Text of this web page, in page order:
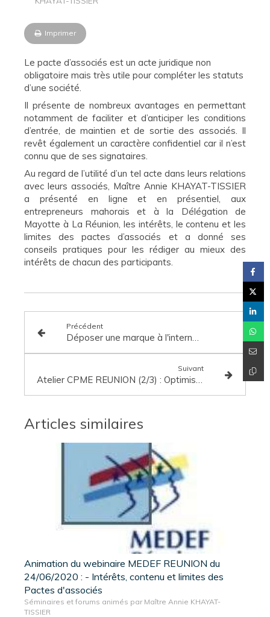
Imprimer
Le pacte d’associés est un acte juridique non
obligatoire mais très utile pour compléter les statuts
d’une société.
Il présente de nombreux avantages en permettant
notamment de faciliter et d’anticiper les conditions
d’entrée, de maintien et de sortie des associés. Il
revêt également un caractère confidentiel car il n’est
connu que de ses signataires.
Au regard de l’utilité d’un tel acte dans leurs relations
avec leurs associés, Maître Annie KHAYAT-TISSIER
a présenté en ligne et en présentiel, aux
entrepreneurs mahorais et à la Délégation de
Mayotte à La Réunion, les intérêts, le contenu et les
limites des pactes d’associés et a donné ses
conseils pratiques pour les rédiger au mieux des
intérêts de chacun des participants.
Précédent
Suivant
Articles similaires
Animation du webinaire MEDEF REUNION du
24/06/2020 : - Intérêts, contenu et limites des
Pactes d'associés
Séminaires et forums animés par Maître Annie KHAYAT-
TISSIER